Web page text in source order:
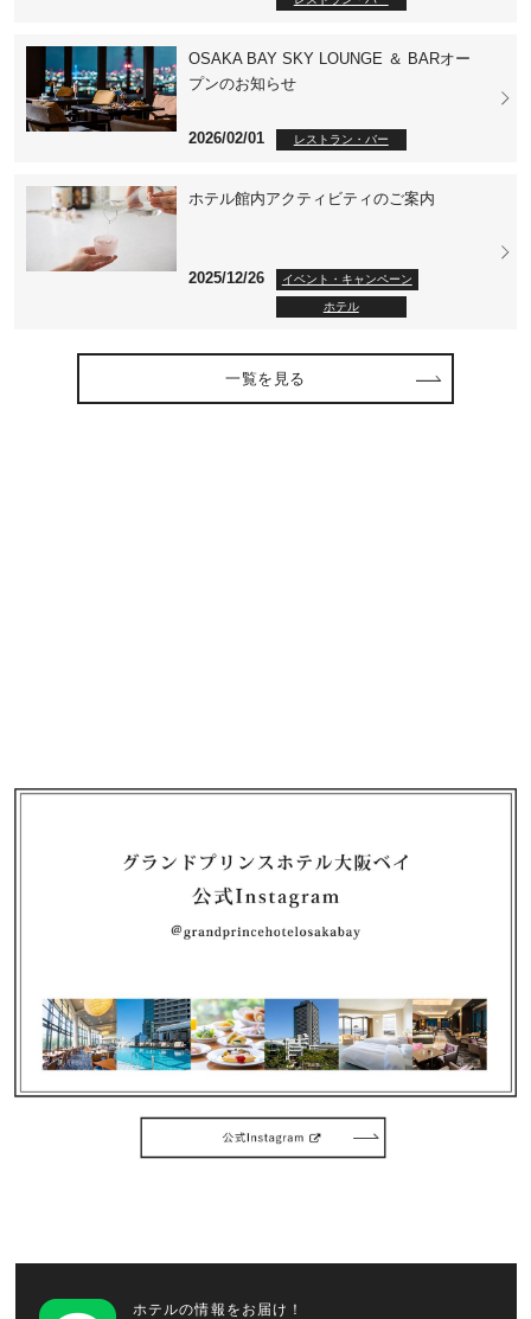
OSAKA BAY SKY LOUNGE ＆ BARオー
プンのお知らせ
2026/02/01 レストラン・バー
ホテル館内アクティビティのご案内
2025/12/26 イベント・キャンペーン
ホテル
一覧を見る
ホテルの情報をお届け！